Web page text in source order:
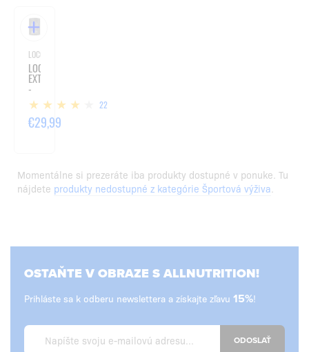
LOCO / ŠPORTOVÁ VÝŽIVA
LOCO
EXTREME
-
360G 22
€29,99
Momentálne si prezeráte iba produkty dostupné v ponuke. Tu
nájdete produkty nedostupné z kategórie Športová výživa.
OSTAŇTE V OBRAZE S ALLNUTRITION!
Prihláste sa k odberu newslettera a získajte zľavu 15%!
ODOSLAŤ